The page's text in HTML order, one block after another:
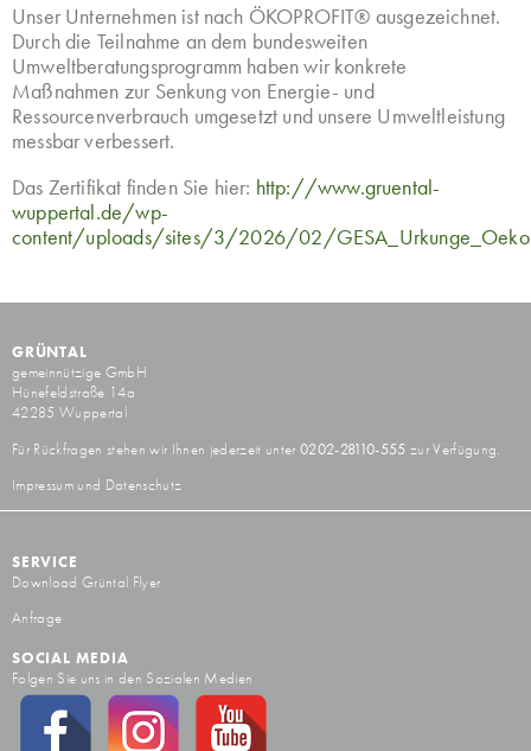
Unser Unternehmen ist nach ÖKOPROFIT® ausgezeichnet.
Durch die Teilnahme an dem bundesweiten
Umweltberatungsprogramm haben wir konkrete
Maßnahmen zur Senkung von Energie- und
Ressourcenverbrauch umgesetzt und unsere Umweltleistung
messbar verbessert.
Das Zertifikat finden Sie hier: http://www.gruental-
wuppertal.de/wp-
content/uploads/sites/3/2026/02/
GRÜNTAL
gemeinnützige GmbH
Hünefeldstraße 14a
42285 Wuppertal
Für Rückfragen stehen wir Ihnen jederzeit unter 0202-28110-555 zur Verfügung.
Impressum und Datenschutz
SERVICE
Download Grüntal Flyer
Anfrage
SOCIAL MEDIA
Folgen Sie uns in den Sozialen Medien